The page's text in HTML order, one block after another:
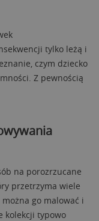
tylko leżą i
czym dziecko
Z pewnością
na porozrzucane
przetrzyma wiele
go malować i
kolekcji typowo